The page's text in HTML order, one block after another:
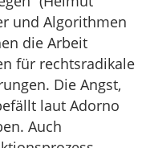
und Algorithmen
die Arbeit
für rechtsradikale
Die Angst,
laut Adorno
Auch